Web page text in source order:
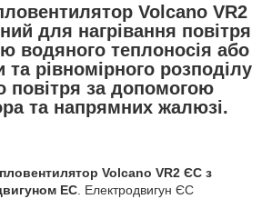
Volcano VR2
для нагрівання повітря
водяного теплоносія або
та рівномірного розподілу
повітря за допомогою
та напрямних жалюзі.
Volcano VR2 ЄС з
EC . Електродвигун ЄС